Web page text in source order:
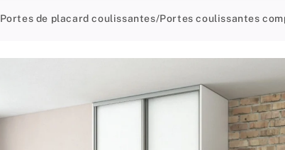
Portes de placard coulissantes/Portes coulissantes